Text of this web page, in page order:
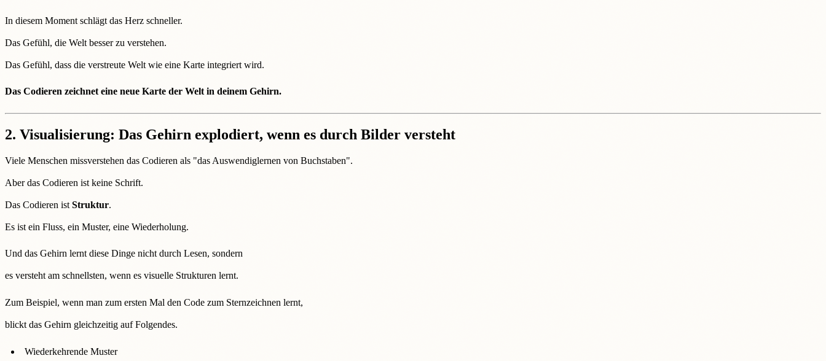
In diesem Moment schlägt das Herz schneller.
Das Gefühl, die Welt besser zu verstehen.
Das Gefühl, dass die verstreute Welt wie eine Karte integriert wird.
Das Codieren zeichnet eine neue Karte der Welt in deinem Gehirn.
2. Visualisierung: Das Gehirn explodiert, wenn es durch Bilder versteht
Viele Menschen missverstehen das Codieren als "das Auswendiglernen von Buchstaben".
Aber das Codieren ist keine Schrift.
Das Codieren ist Struktur.
Es ist ein Fluss, ein Muster, eine Wiederholung.
Und das Gehirn lernt diese Dinge nicht durch Lesen, sondern
es versteht am schnellsten, wenn es visuelle Strukturen lernt.
Zum Beispiel, wenn man zum ersten Mal den Code zum Sternzeichnen lernt,
blickt das Gehirn gleichzeitig auf Folgendes.
Wiederkehrende Muster